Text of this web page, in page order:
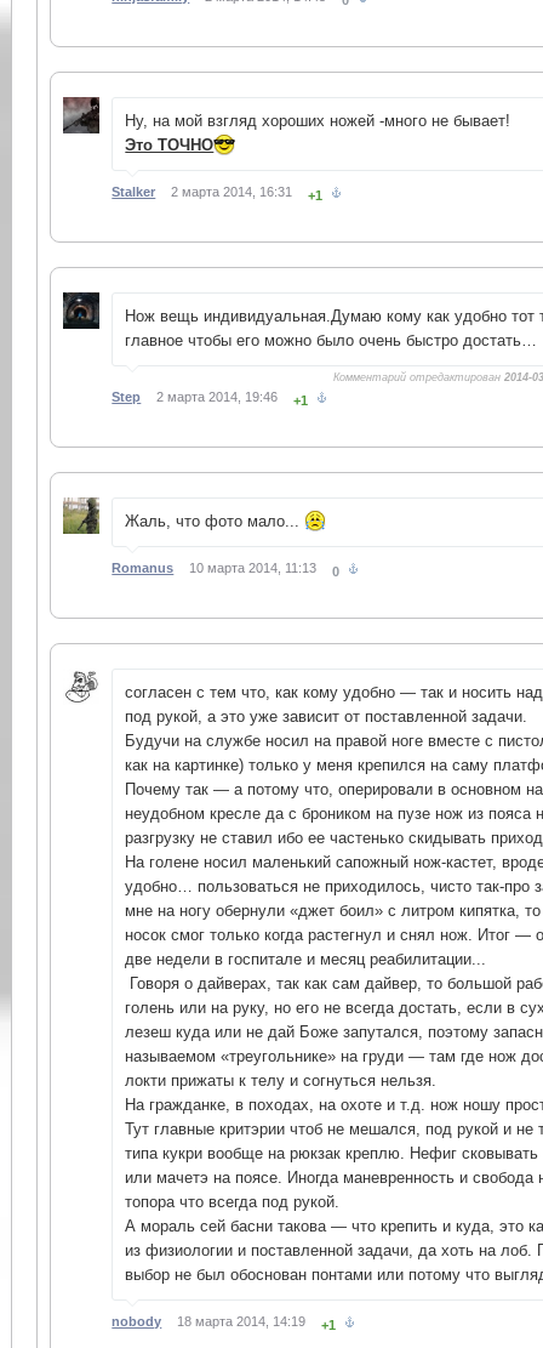
Ну, на мой взгляд хороших ножей -много не бывает!
Это ТОЧНО
Stalker 2 марта 2014, 16:31 +1
Нож вещь индивидуальная.Думаю кому как удобно тот
главное чтобы его можно было очень быстро достать…
Комментарий отредактирован2014-
Step 2 марта 2014, 19:46 +1
Жаль, что фото мало...
Romanus 10 марта 2014, 11:13 0
согласен с тем что, как кому удобно — так и носить
под рукой, а это уже зависит от поставленной задачи.
Будучи на службе носил на правой ноге вместе с
как на картинке) только у меня крепился на саму
Почему так — а потому что, оперировали в основном
неудобном кресле да с броником на пузе нож из пояса
разгрузку не ставил ибо ее частенько скидывать
На голене носил маленький сапожный нож-кастет,
удобно… пользоваться не приходилось, чисто так-про
мне на ногу обернули «джет боил» с литром кипятка,
носок смог только когда растегнул и снял нож. Итог —
две недели в госпитале и месяц реабилитации...
Говоря о дайверах, так как сам дайвер, то большой
голень или на руку, но его не всегда достать, если в
лезеш куда или не дай Боже запутался, поэтому
называемом «треугольнике» на груди — там где нож
локти прижаты к телу и согнуться нельзя.
На гражданке, в походах, на охоте и т.д. нож ношу
Тут главные критэрии чтоб не мешался, под рукой и
типа кукри вообще на рюкзак креплю. Нефиг
или мачетэ на поясе. Иногда маневренность и свобода
топора что всегда под рукой.
А мораль сей басни такова — что крепить и куда, это
из физиологии и поставленной задачи, да хоть на лоб.
выбор не был обоснован понтами или потому что
nobody 18 марта 2014, 14:19 +1